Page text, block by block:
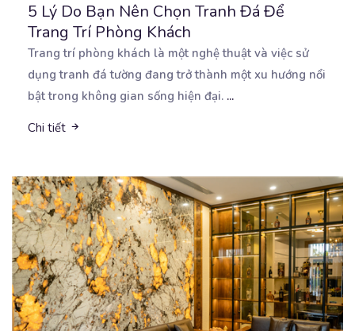
5 Lý Do Bạn Nên Chọn Tranh Đá Để
Trang Trí Phòng Khách
Trang trí phòng khách là một nghệ thuật và việc sử
dụng tranh đá tường đang trở thành một xu hướng nổi
bật trong không gian sống hiện đại. ...
Chi tiết